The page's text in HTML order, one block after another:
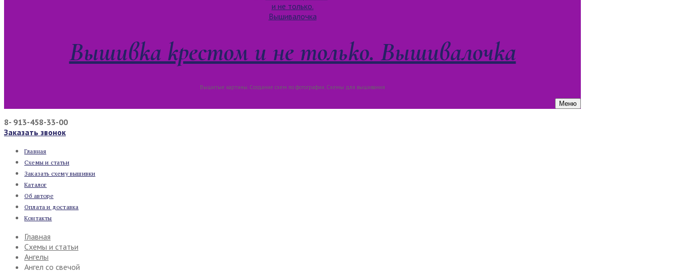
Вышивка крестом и не только. Вышивалочка
Вышитые картины. Создание схем по фотографии. Схемы для вышивания
Меню
8- 913-458-33-00
Заказать звонок
Главная
Схемы и статьи
Заказать схему вышивки
Каталог
Об авторе
Оплата и доставка
Контакты
Главная
Схемы и статьи
Ангелы
Ангел со свечой